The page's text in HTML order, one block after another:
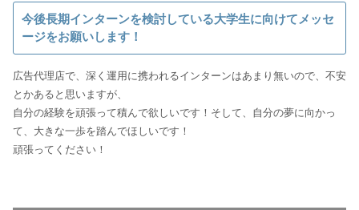
今後長期インターンを検討している大学生に向けてメッセ
ージをお願いします！
広告代理店で、深く運用に携われるインターンはあまり無いので、不安
とかあると思いますが、
自分の経験を頑張って積んで欲しいです！そして、自分の夢に向かっ
て、大きな一歩を踏んでほしいです！
頑張ってください！